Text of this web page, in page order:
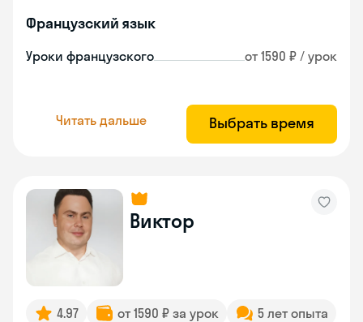
Французский язык
Уроки французского от 1590 ₽ / урок
Читать дальше Выбрать время
Виктор
4.97 от 1590 ₽ за урок
5 лет опыта